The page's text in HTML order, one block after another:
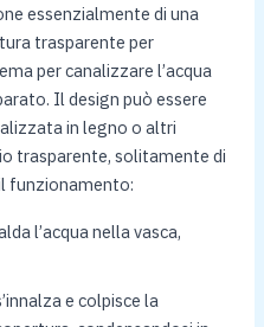
essenzialmente di una
trasparente per
per canalizzare l’acqua
Il design può essere
in legno o altri
trasparente, solitamente di
funzionamento:
l’acqua nella vasca,
e colpisce la